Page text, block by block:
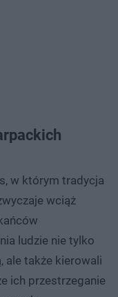
w którym tradycja
wciąż
ludzie nie tylko
ale także kierowali
ich przestrzeganie